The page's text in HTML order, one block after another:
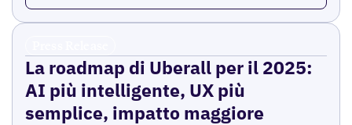
La roadmap di Uberall per il 2025:
AI più intelligente, UX più
semplice, impatto maggiore